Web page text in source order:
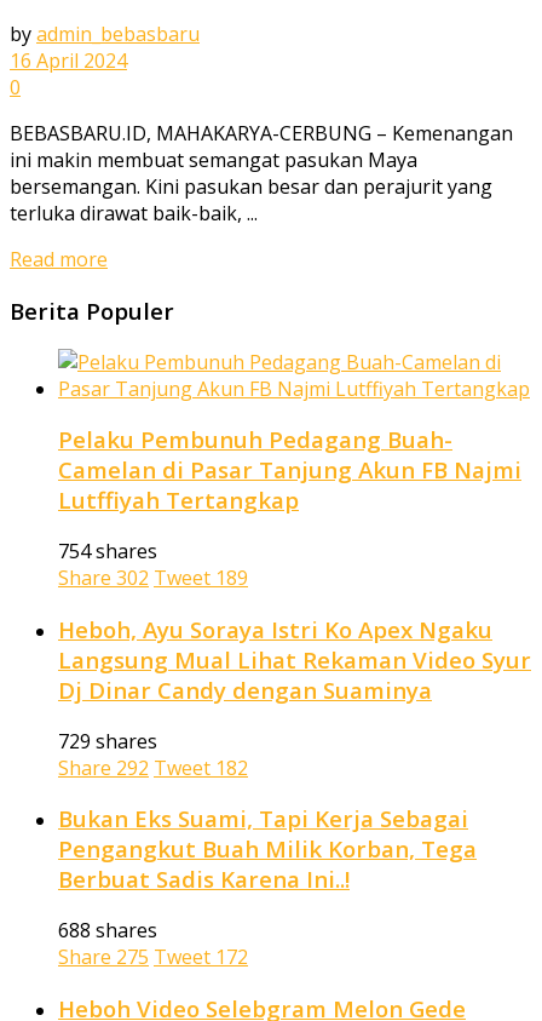
byadmin_bebasbaru
16 April 2024
0
BEBASBARU.ID, MAHAKARYA-CERBUNG – Kemenangan
ini makin membuat semangat pasukan Maya
bersemangan. Kini pasukan besar dan perajurit yang
terluka dirawat baik-baik, ...
Read more
Berita Populer
Pelaku Pembunuh Pedagang Buah-
Camelan di Pasar Tanjung Akun FB Najmi
Lutffiyah Tertangkap
754 shares
Share 302 Tweet 189
Heboh, Ayu Soraya Istri Ko Apex Ngaku
Langsung Mual Lihat Rekaman Video Syur
Dj Dinar Candy dengan Suaminya
729 shares
Share 292 Tweet 182
Bukan Eks Suami, Tapi Kerja Sebagai
Pengangkut Buah Milik Korban, Tega
Berbuat Sadis Karena Ini..!
688 shares
Share 275 Tweet 172
Heboh Video Selebgram Melon Gede